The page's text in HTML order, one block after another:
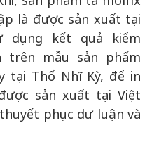
kỳ thành phần nào
hiểu vì lí do gì,
in nội dung cảnh
hành vi có dấu hiệu
tại Nghị định